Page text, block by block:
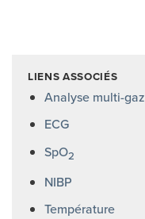
LIENS ASSOCIÉS
Analyse multi-gaz
ECG
SpO2
NIBP
Température